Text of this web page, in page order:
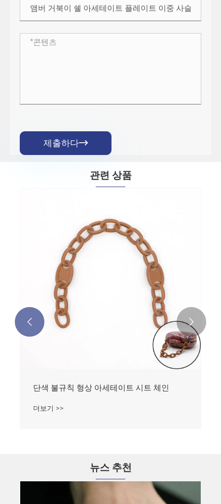
제출하다
관련 상품
단색 불규칙 형상 아세테이트 시트 체인
더보기 >>
 
뉴스 추천